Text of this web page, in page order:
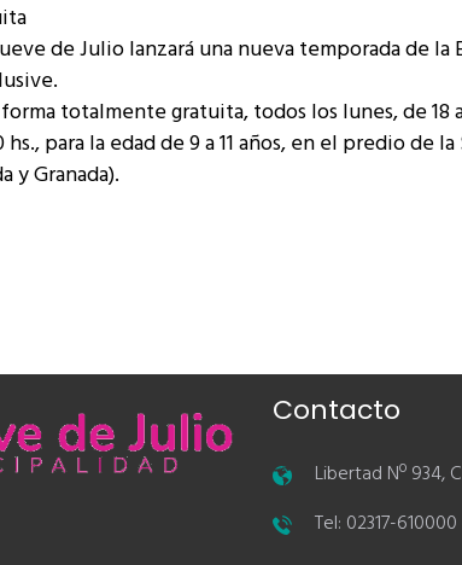
de Julio lanzará una nueva temporada de la
totalmente gratuita, todos los lunes, de 18
hs., para la edad de 9 a 11 años, en el predio de
y Granada).
Contacto
Libertad Nº 934,
Tel: 02317-